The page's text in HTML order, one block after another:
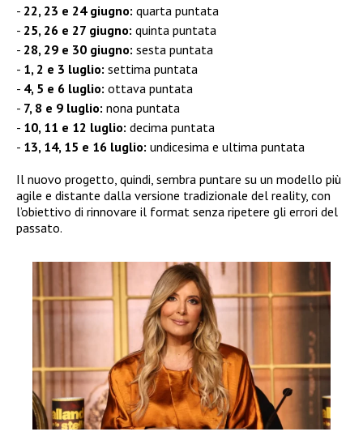
22, 23 e 24 giugno: quarta puntata
25, 26 e 27 giugno: quinta puntata
28, 29 e 30 giugno: sesta puntata
1, 2 e 3 luglio: settima puntata
4, 5 e 6 luglio: ottava puntata
7, 8 e 9 luglio: nona puntata
10, 11 e 12 luglio: decima puntata
13, 14, 15 e 16 luglio: undicesima e ultima puntata
Il nuovo progetto, quindi, sembra puntare su un modello più
agile e distante dalla versione tradizionale del reality, con
l’obiettivo di rinnovare il format senza ripetere gli errori del
passato.